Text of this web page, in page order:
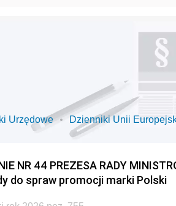
Urzędowe Dzienniki Unii
NR 44 PREZESA RADY
do spraw promocji marki Polski